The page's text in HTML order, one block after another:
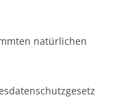
natürlichen